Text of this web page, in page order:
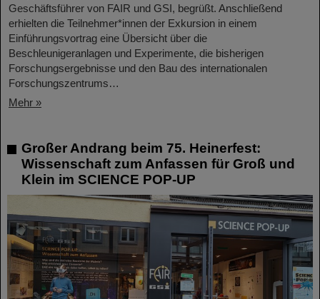
Geschäftsführer von FAIR und GSI, begrüßt. Anschließend
erhielten die Teilnehmer*innen der Exkursion in einem
Einführungsvortrag eine Übersicht über die
Beschleunigeranlagen und Experimente, die bisherigen
Forschungsergebnisse und den Bau des internationalen
Forschungszentrums…
Mehr »
Großer Andrang beim 75. Heinerfest:
Wissenschaft zum Anfassen für Groß und
Klein im SCIENCE POP-UP